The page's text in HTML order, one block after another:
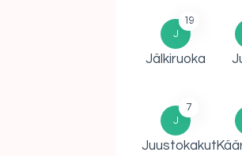
J
19
Jälkiruoka
J
7
Juustokakut